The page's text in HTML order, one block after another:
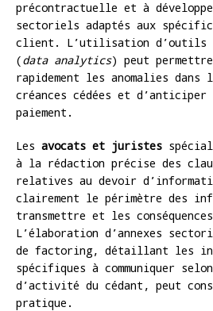
précontractuelle et à
sectoriels adaptés aux
client. L’utilisation d’outils
(data analytics) peut
rapidement les anomalies
créances cédées et
paiement.
Les avocats et juristes
à la rédaction précise des
relatives au devoir
clairement le périmètre des
transmettre et les conséquences
L’élaboration d’annexes
de factoring, détaillant les
spécifiques à communiquer
d’activité du cédant, peut
pratique.